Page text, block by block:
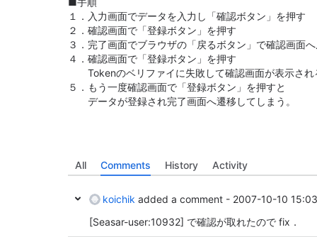
１．入力画面でデータを入力し「確認ボタン」を押す
２．確認画面で「登録ボタン」を押す
３．完了画面でブラウザの「戻るボタン」で確認画面
４．確認画面で「登録ボタン」を押す
Tokenのベリファイに失敗して確認画面が表示され
５．もう一度確認画面で「登録ボタン」を押すと
データが登録され完了画面へ遷移してしまう。
All Comments History Activity
koichik added a comment - 2007-10-10 15:03
[Seasar-user:10932] で確認が取れたので fix．